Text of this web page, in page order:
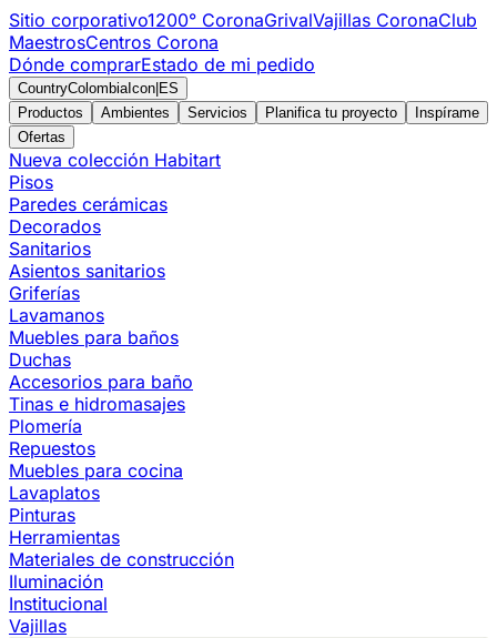
Sitio corporativo1200° CoronaGrivalVajillas CoronaClub
MaestrosCentros Corona
Dónde comprarEstado de mi pedido
CountryColombiaIcon ES
Productos
Ambientes Servicios Planifica tu proyecto
Inspírame
Ofertas
Nueva colección Habitart
Pisos
Paredes cerámicas
Decorados
Sanitarios
Asientos sanitarios
Griferías
Lavamanos
Muebles para baños
Duchas
Accesorios para baño
Tinas e hidromasajes
Plomería
Repuestos
Muebles para cocina
Lavaplatos
Pinturas
Herramientas
Materiales de construcción
Iluminación
Institucional
Vajillas